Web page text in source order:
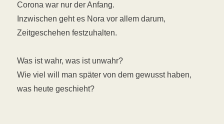
Corona war nur der Anfang.
Inzwischen geht es Nora vor allem darum,
Zeitgeschehen festzuhalten.
Was ist wahr, was ist unwahr?
Wie viel will man später von dem gewusst haben,
was heute geschieht?